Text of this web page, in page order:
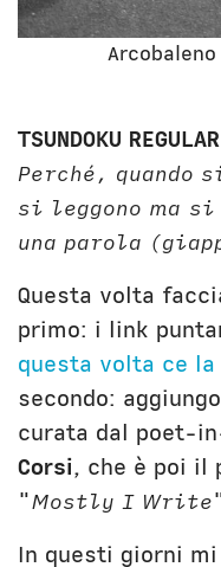
TSUNDOKU REGULAR
Perché, quando
si leggono ma
una parola
Questa volta
primo: i link
questa volta ce la
secondo:
curata dal poet-
Corsi, che è poi il
"Mostly I Write
In questi giorni